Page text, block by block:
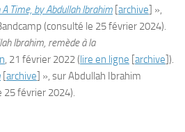
Time, by Abdullah Ibrahim [archive] »,
(consulté le 25 février 2024).
Ibrahim, remède à la
,‎ 21 février 2022(lire en ligne [archive]).
[archive] », surAbdullah Ibrahim
25 février 2024).